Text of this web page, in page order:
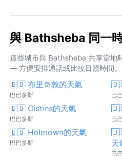
與 Bathsheba 同一
這些城市與 Bathsheba 共享當
— 方便安排通話或比較日照時間。
🇧🇧 布里奇敦的天氣
巴巴多斯 巴
🇧🇧 Oistins的天氣
巴巴多斯 巴
🇧🇧 Holetown的天氣
巴巴多斯
天
巴